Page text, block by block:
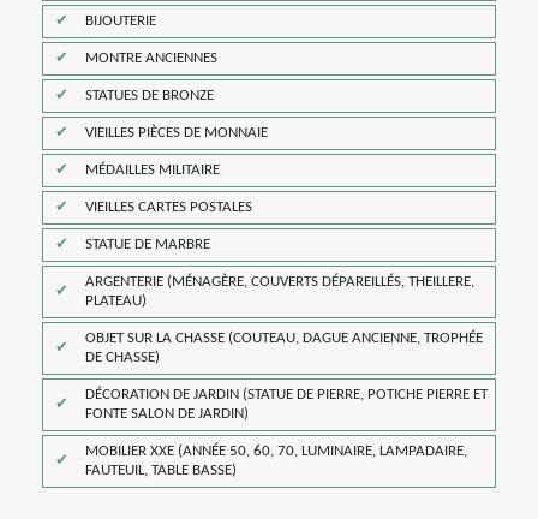
BIJOUTERIE
MONTRE ANCIENNES
STATUES DE BRONZE
VIEILLES PIÈCES DE MONNAIE
MÉDAILLES MILITAIRE
VIEILLES CARTES POSTALES
STATUE DE MARBRE
ARGENTERIE (MÉNAGÈRE, COUVERTS DÉPAREILLÉS, THEILLERE,
PLATEAU)
OBJET SUR LA CHASSE (COUTEAU, DAGUE ANCIENNE, TROPHÉE
DE CHASSE)
DÉCORATION DE JARDIN (STATUE DE PIERRE, POTICHE PIERRE ET
FONTE SALON DE JARDIN)
MOBILIER XXE (ANNÉE 50, 60, 70, LUMINAIRE, LAMPADAIRE,
FAUTEUIL, TABLE BASSE)